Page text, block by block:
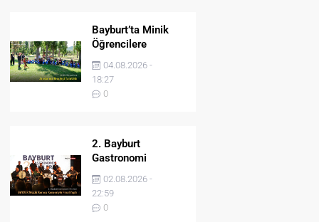
Bayburt’ta Minik
Öğrencilere
Jandarma Mesleği
Tanıtıldı
04.08.2026 -
18:27
0
2. Bayburt
Gastronomi
Festivali BAYDER
Müzik Korosu
Konseriyle Final
Yaptı
02.08.2026 -
22:59
0